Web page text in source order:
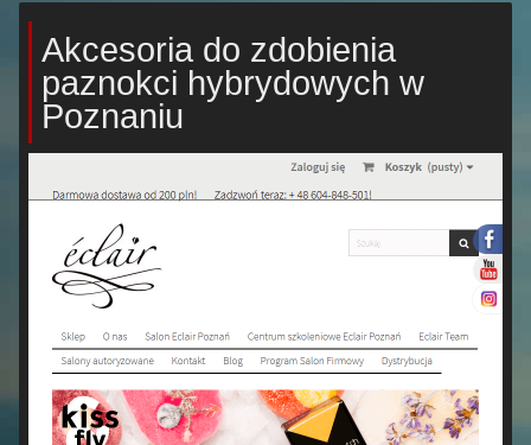
Akcesoria do zdobienia
paznokci hybrydowych w
Poznaniu